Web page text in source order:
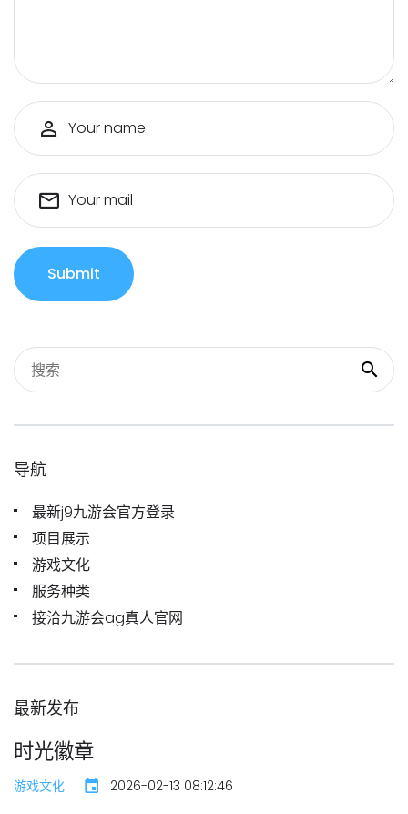
Your name
Your mail
Submit
导航
最新j9九游会官方登录
项目展示
游戏文化
服务种类
接洽九游会ag真人官网
最新发布
时光徽章
游戏文化 2026-02-13 08:12:46